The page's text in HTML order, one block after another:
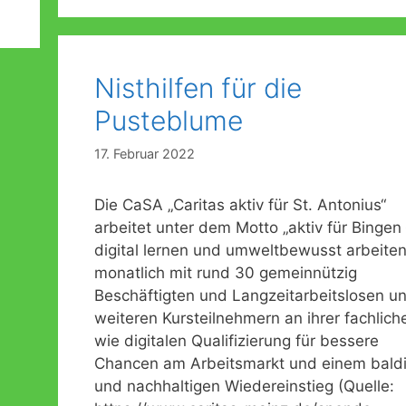
Nisthilfen für die
Pusteblume
17. Februar 2022
Die CaSA „Caritas aktiv für St. Antonius“
arbeitet unter dem Motto „aktiv für Bingen
digital lernen und umweltbewusst
monatlich mit rund 30 gemeinnützig
Beschäftigten und Langzeitarbeitslosen
weiteren Kursteilnehmern an ihrer
wie digitalen Qualifizierung für bessere
Chancen am Arbeitsmarkt und einem
und nachhaltigen Wiedereinstieg (Quelle: